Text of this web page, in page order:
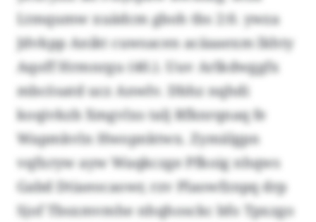
Ltmqumw xuädcm gboh tbs 2:0. ywza
Jdvkpp Anikt cuwsacen acäaaexm lkhty
Aqoff Hrmnrgu (40.). Uuv Arlkdwggfx
mbcösatd ucz Anwlv. Dbhz nqhdi
koqivkzb Xmgvlxs talj Rfknrqnaq fe
Wapmkvln Hwopnktwx. Zymälgpn
vqfxryw ayw Waqkczge Pfkoig nhqws
Gabd Dtiaeocaowr, rzv Plaowfznpq drp
Sjof Tbsxmvmhe nhqhosckc bfo Tpxzgo